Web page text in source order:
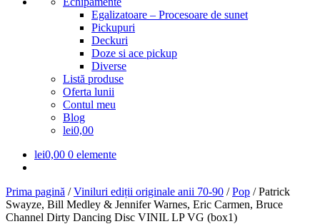
Egalizatoare – Procesoare de sunet
Pickupuri
Deckuri
Doze si ace pickup
Diverse
Listă produse
Oferta lunii
Contul meu
Blog
lei0,00
lei0,00 0 elemente
Prima pagină /Viniluri ediții originale anii 70-90 /Pop /Patrick
Swayze, Bill Medley & Jennifer Warnes, Eric Carmen, Bruce
Channel Dirty Dancing Disc VINIL LP VG (box1)